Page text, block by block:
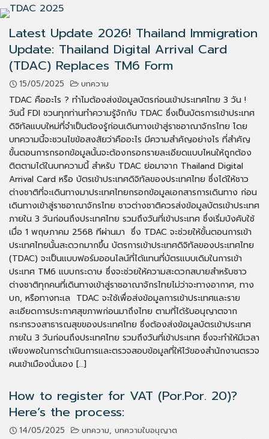
Latest Update 2026! Thailand Immigration
Update: Thailand Digital Arrival Card
(TDAC) Replaces TM6 Form
15/05/2025 บทความ
TDAC คืออะไร ? ทำไมต้องส่งข้อมูลบัตรก่อนเข้าประเทศไทย 3 วัน !
วันนี้ FDI ชวนทุกท่านทำความรู้จักกับ TDAC ซึ่งเป็นบัตรการเข้าประเทศ
ดิจิทัลแบบใหม่ที่จำเป็นต้องรู้ก่อนเดินทางเข้าสู่ราชอาณาจักรไทย โดย
บทความนี้จะชวนไขข้อสงสัยว่าคืออะไร มีความสำคัญอย่างไร ที่สำคัญ
ขั้นตอนการกรอกข้อมูลนั้นจะต้องกรอกรายละเอียดแบบไหนให้ถูกต้อง
ติตตามได้ในบทความนี้ สำหรับ TDAC ย่อมาจาก Thailand Digital
Arrival Card หรือ บัตรเข้าประเทศดิจิทัลของประเทศไทย ซึ่งได้ให้ชาว
ต่างชาติที่จะเดินทางมาประเทศไทยกรอกข้อมูลเอกสารการเดินทาง ก่อน
เดินทางเข้าสู่ราชอาณาจักรไทย ชาวต่างชาติควรส่งข้อมูลบัตรเข้าประเทศ
ภายใน 3 วันก่อนถึงประเทศไทย รวมถึงวันที่เข้าประเทศ ซึ่งเริ่มบังคับใช้
เมื่อ 1 พฤษภาคม 2568 ทีผ่านมา ซึ่ง TDAC จะช่วยให้ขั้นตอนการเข้า
ประเทศไทยนั้นสะดวกมากขึ้น บัตรการเข้าประเทศดิจิทัลของประเทศไทย
(TDAC) จะเป็นแบบฟอร์มออนไลน์ที่ได้แทนที่บัตรแบบเดิมในการเข้า
ประเทศ TM6 แบบกระดาษ ซึ่งจะช่วยให้ความสะดวกสบายสำหรับชาว
ต่างชาติทุกคนที่เดินทางเข้าสู่ราชอาณาจักรไทยไม่ว่าจะทางอากาศ, ทาง
บก, หรือทางทะเล TDAC จะใช้เพื่อส่งข้อมูลการเข้าประเทศและราย
ละเอียดการประกาศสุขภาพก่อนมาถึงไทย ตามที่ได้รับอนุญาตจาก
กระทรวงสาธารณสุขของประเทศไทย ซึ่งต้องส่งข้อมูลบัตรเข้าประเทศ
ภายใน 3 วันก่อนถึงประเทศไทย รวมถึงวันที่เข้าประเทศ ซึ่งจะทำให้มีเวลา
เพียงพอในการดำเนินการและตรวจสอบข้อมูลที่ให้ไว้ของสำนักงานตรวจ
คนเข้าเมืองนั่นเอง […]
How to register for VAT (Por.Por. 20)?
Here’s the process:
14/05/2025 บทความ, บทความใบอนุญาต